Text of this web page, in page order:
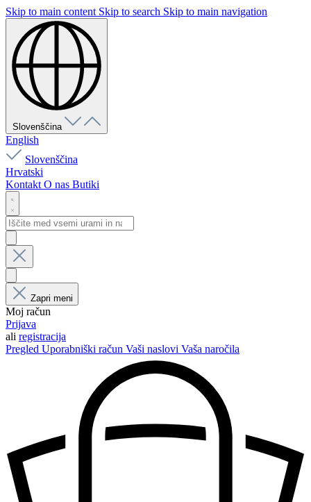
Skip to main content Skip to search Skip to main navigation
Slovenščina
English
Slovenščina
Hrvatski
Kontakt O nas Butiki
Zapri meni
Moj račun
Prijava
ali registracija
Pregled Uporabniški račun Vaši naslovi Vaša naročila